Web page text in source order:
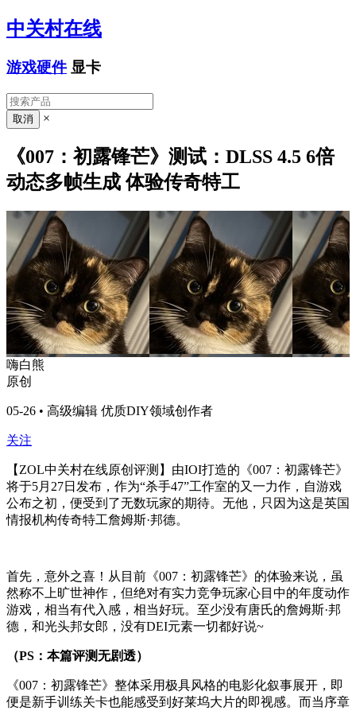
中关村在线
游戏硬件 显卡
×
《007：初露锋芒》测试：DLSS 4.5 6倍
动态多帧生成 体验传奇特工
嗨白熊
原创
05-26 • 高级编辑 优质DIY领域创作者
关注
【ZOL中关村在线原创评测】由IOI打造的《007：初露锋芒》
将于5月27日发布，作为“杀手47”工作室的又一力作，自游戏
公布之初，便受到了无数玩家的期待。无他，只因为这是英国
情报机构传奇特工詹姆斯·邦德。
首先，意外之喜！从目前《007：初露锋芒》的体验来说，虽
然称不上旷世神作，但绝对有实力竞争玩家心目中的年度动作
游戏，相当有代入感，相当好玩。至少没有唐氏的詹姆斯·邦
德，和光头邦女郎，没有DEI元素一切都好说~
（PS：本篇评测无剧透）
《007：初露锋芒》整体采用极具风格的电影化叙事展开，即
便是新手训练关卡也能感受到好莱坞大片的即视感。而当序章